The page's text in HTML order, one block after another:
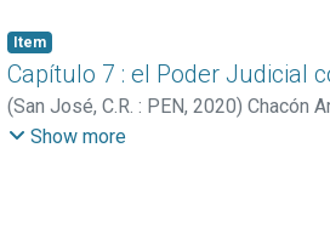
Item
Capítulo 7 : el Poder Judicial
(San José, C.R. : PEN, 2020) Chacón
Nación
Show more